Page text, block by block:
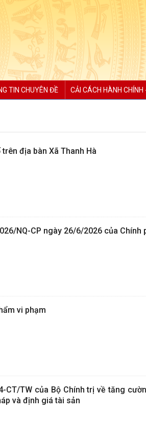
TIN CHUYÊN ĐỀ CẢI CÁCH HÀNH
địa bàn Xã Thanh Hà
NQ-CP ngày 26/6/2026 của Chính
vi phạm
CT/TW của Bộ Chính trị về tăng
và định giá tài sản